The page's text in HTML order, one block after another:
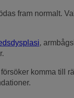
fram normalt.
,
komma till